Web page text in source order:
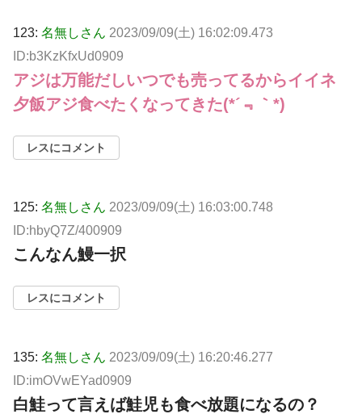
123: 名無しさん 2023/09/09(土) 16:02:09.473
ID:b3KzKfxUd0909
アジは万能だしいつでも売ってるからイイネ
夕飯アジ食べたくなってきた(*´﹃｀*)
レスにコメント
125: 名無しさん 2023/09/09(土) 16:03:00.748
ID:hbyQ7Z/400909
こんなん鰻一択
レスにコメント
135: 名無しさん 2023/09/09(土) 16:20:46.277
ID:imOVwEYad0909
白鮭って言えば鮭児も食べ放題になるの？